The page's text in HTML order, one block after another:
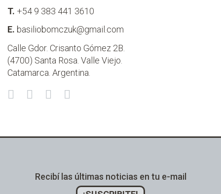
T. +54 9 383 441 3610
E. basiliobomczuk@gmail.com
Calle Gdor. Crisanto Gómez 2B.
(4700) Santa Rosa. Valle Viejo.
Catamarca. Argentina.
Recibí las últimas noticias en tu e-mail